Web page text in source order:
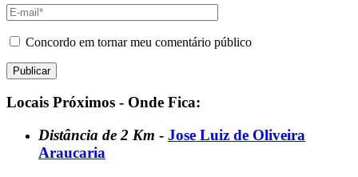
Concordo em tornar meu comentário público
Locais Próximos - Onde Fica:
Distância de 2 Km - Jose Luiz de Oliveira
Araucaria